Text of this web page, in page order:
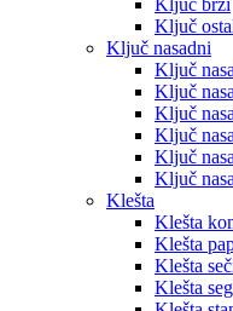
Ključ brzi
Ključ
Ključ nasadni
Ključ
Ključ
Ključ
Ključ
Ključ
Ključ
Klešta
Klešta
Klešta
Klešta
Klešta